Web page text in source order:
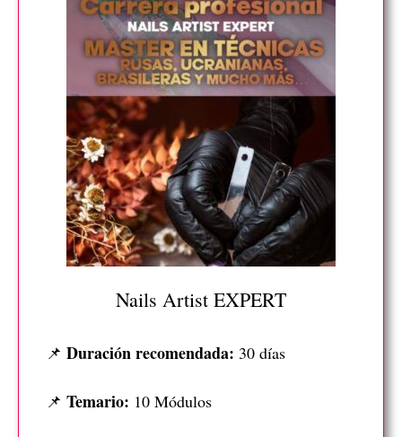
Nails Artist EXPERT
📌 Duración recomendada: 30 días
📌 Temario: 10 Módulos